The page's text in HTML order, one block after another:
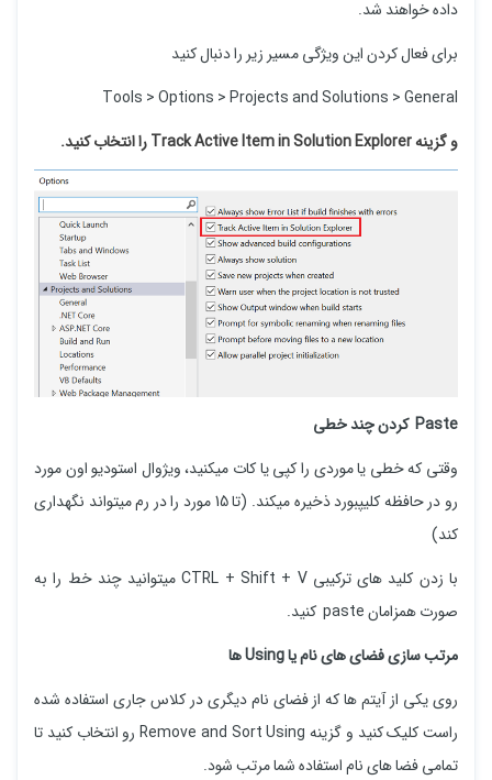
داده خواهند شد.
برای فعال کردن این ویژگی مسیر زیر را دنبال کنید
Tools > Options > Projects and Solutions > General
و گزینه Track Active Item in Solution Explorer را انتخاب کنید.
Paste کردن چند خطی
وقتی که خطی یا موردی را کپی یا کات میکنید، ویژوال استودیو اون مورد
رو در حافظه کلیپبورد ذخیره میکند. (تا 15 مورد را در رم میتواند نگهداری
کند)
با زدن کلید های ترکیبی CTRL + Shift + V میتوانید چند خط را به
صورت همزامان paste کنید.
مرتب سازی فضای های نام یا Using ها
روی یکی از آیتم ها که از فضای نام دیگری در کلاس جاری استفاده شده
راست کلیک کنید و گزینه Remove and Sort Using رو انتخاب کنید تا
تمامی فضا های نام استفاده شما مرتب شود.